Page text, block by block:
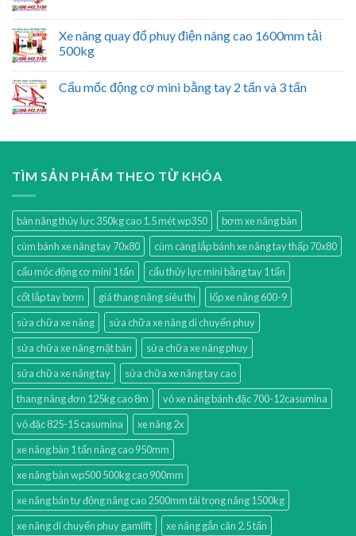
Xe nâng quay đổ phuy điện nâng cao 1600mm tải
500kg
Cẩu mốc động cơ mini bằng tay 2 tấn và 3 tấn
TÌM SẢN PHẨM THEO TỪ KHÓA
bàn nâng thủy lực 350kg cao 1.5 mét wp350
bơm xe nâng bàn
cùm bánh xe nâng tay 70x80
cùm càng lắp bánh xe nâng tay thấp 70x80
cẩu móc động cơ mini 1 tấn
cẩu thủy lực mini bằng tay 1 tấn
cốt lắp tay bơm
giá thang nâng siêu thị
lốp xe nâng 600-9
sửa chữa xe nâng
sửa chữa xe nâng di chuyển phuy
sửa chữa xe nâng mặt bàn
sửa chữa xe nâng phuy
sửa chữa xe nâng tay
sửa chữa xe nâng tay cao
thang nâng đơn 125kg cao 8m
vỏ xe nâng bánh đặc 700-12casumina
vỏ đặc 825-15 casumina
xe nâng 2x
xe nâng bàn 1 tấn nâng cao 950mm
xe nâng bàn wp500 500kg cao 900mm
xe nâng bán tự động nâng cao 2500mm tải trọng nâng 1500kg
xe nâng di chuyển phuy gamlift
xe nâng gắn cân 2.5 tấn